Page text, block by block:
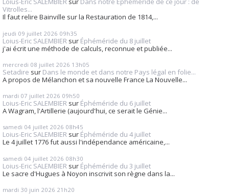
Vitrolles...
Il faut relire Bainville sur la Restauration de 1814,...
jeudi 09 juillet 2026 09h35
Loius-Eric SALEMBIER sur Éphéméride du 8 juillet
j'ai écrit une méthode de calculs, reconnue et publiée...
mercredi 08 juillet 2026 13h05
Setadire sur Dans le monde et dans notre Pays légal en folie...
A propos de Mélanchon et sa nouvelle France La Nouvelle...
mardi 07 juillet 2026 09h50
Loius-Eric SALEMBIER sur Éphéméride du 6 juillet
A Wagram, l'Artillerie (aujourd'hui, ce serait le Génie...
samedi 04 juillet 2026 08h45
Loius-Eric SALEMBIER sur Éphéméride du 4 juillet
Le 4 juillet 1776 fut aussi l'indépendance américaine,...
samedi 04 juillet 2026 08h30
Loius-Eric SALEMBIER sur Éphéméride du 3 juillet
Le sacre d'Hugues à Noyon inscrivit son règne dans la...
mardi 30 juin 2026 21h20